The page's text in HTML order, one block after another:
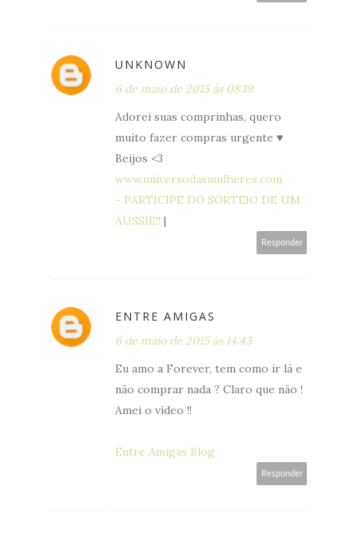
UNKNOWN
6 de maio de 2015 às 08:19
Adorei suas comprinhas, quero
muito fazer compras urgente ♥
Beijos <3
www.universodasmulheres.com
- PARTICIPE DO SORTEIO DE UM
AUSSIE!! |
Responder
ENTRE AMIGAS
6 de maio de 2015 às 14:43
Eu amo a Forever, tem como ir lá e
não comprar nada ? Claro que não !
Amei o vídeo !!
Entre Amigas Blog
Responder